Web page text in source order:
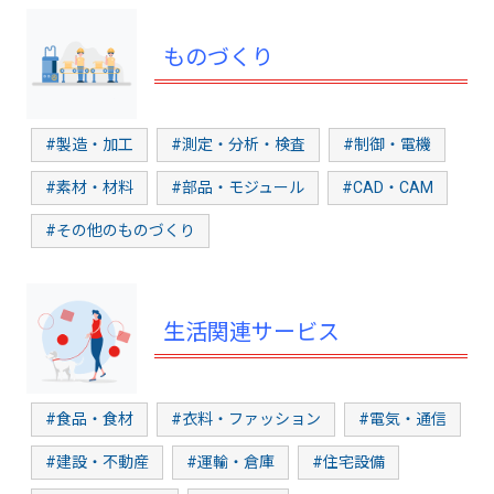
ものづくり
#製造・加工 #測定・分析・検査 #制御・電機
#素材・材料 #部品・モジュール #CAD・CAM
#その他のものづくり
生活関連サービス
#食品・食材 #衣料・ファッション #電気・通信
#建設・不動産 #運輸・倉庫 #住宅設備